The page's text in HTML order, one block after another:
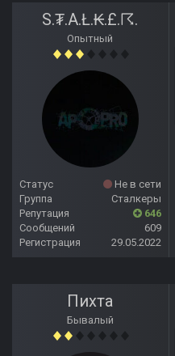
S.₮.A.Ł.₭.£.☈.
Опытный
Статус
Не в сети
Группа
Сталкеры
Репутация
646
Сообщений
609
Регистрация
29.05.2022
Пихта
Бывалый